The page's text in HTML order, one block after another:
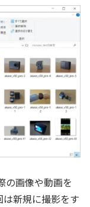
の画像や動画を
新規に撮影をす